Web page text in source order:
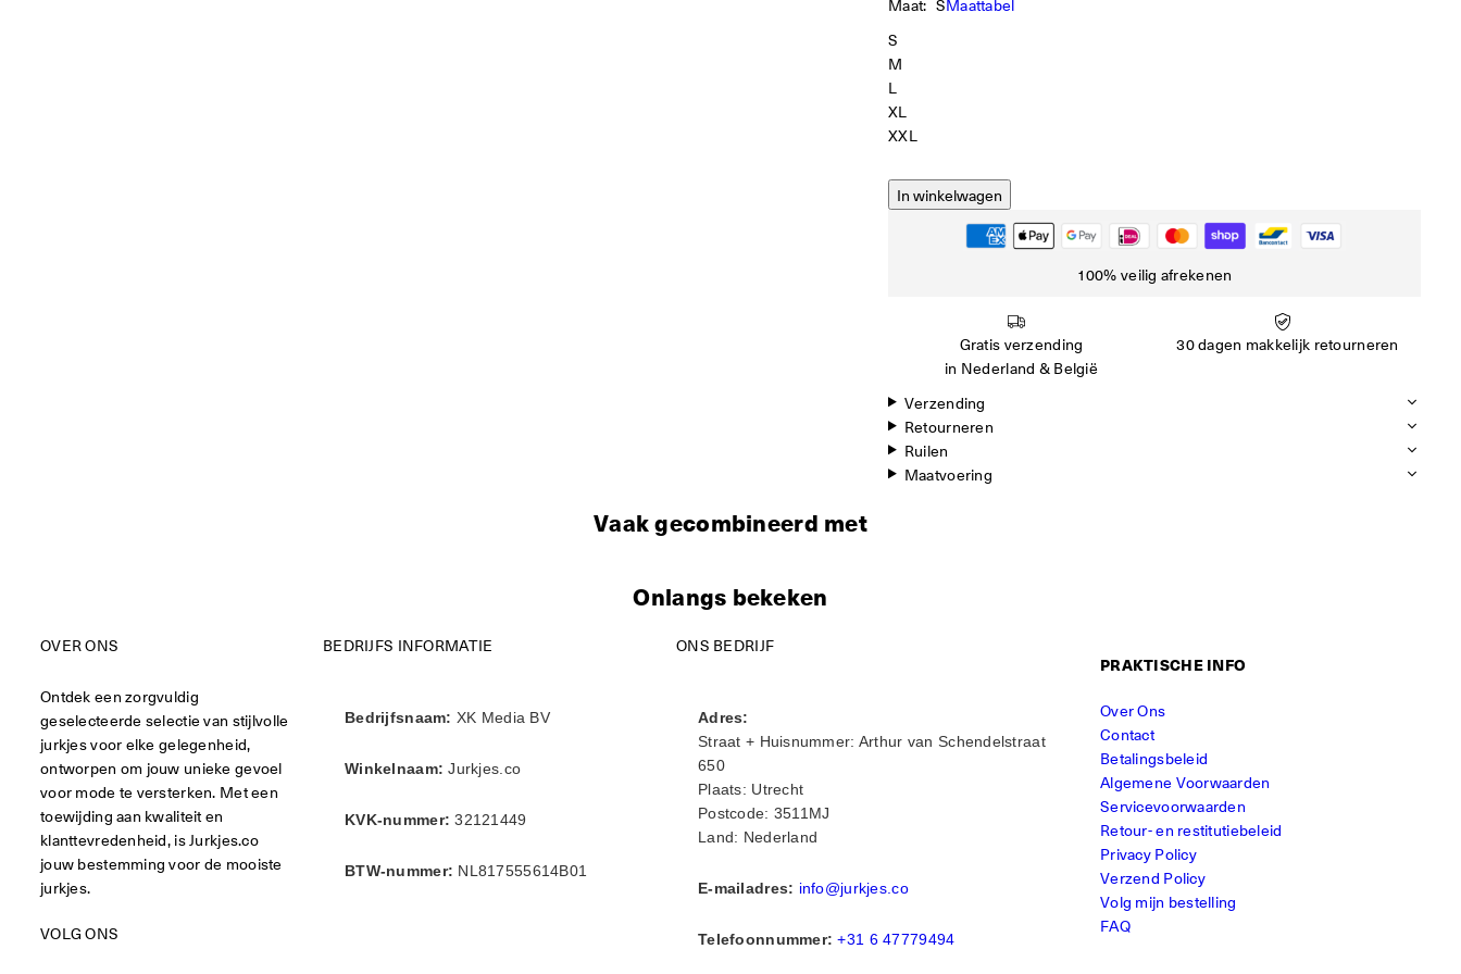
S
M
L
XL
XXL
In winkelwagen
100% veilig afrekenen
Gratis verzending
in Nederland & België
30 dagen makkelijk retourneren
Verzending
Retourneren
Ruilen
Maatvoering
Vaak gecombineerd met
Onlangs bekeken
OVER ONS
Ontdek een zorgvuldig
geselecteerde selectie van stijlvolle
jurkjes voor elke gelegenheid,
ontworpen om jouw unieke gevoel
voor mode te versterken. Met een
toewijding aan kwaliteit en
klanttevredenheid, is Jurkjes.co
jouw bestemming voor de mooiste
jurkjes.
VOLG ONS
BEDRIJFS INFORMATIE
Bedrijfsnaam: XK Media BV
Winkelnaam: Jurkjes.co
KVK-nummer: 32121449
BTW-nummer: NL817555614B01
ONS BEDRIJF
Adres:
Straat + Huisnummer: Arthur van Schendelstraat
650
Plaats: Utrecht
Postcode: 3511MJ
Land: Nederland
E-mailadres: info@jurkjes.co
Telefoonnummer: +31 6 47779494
PRAKTISCHE INFO
Over Ons
Contact
Betalingsbeleid
Algemene Voorwaarden
Servicevoorwaarden
Retour- en restitutiebeleid
Privacy Policy
Verzend Policy
Volg mijn bestelling
FAQ